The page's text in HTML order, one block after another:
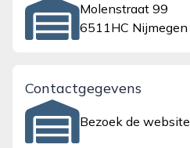
Molenstraat 99
6511HC Nijmegen
Contactgegevens
Bezoek de website